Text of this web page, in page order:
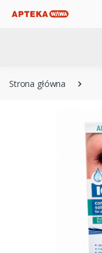
Strona główna